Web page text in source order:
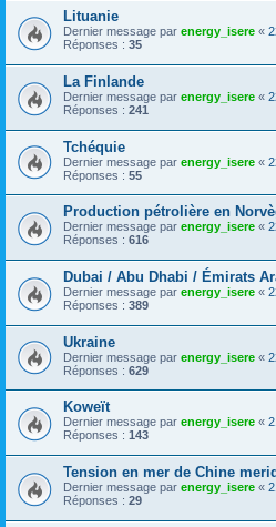
Lituanie
Dernier message par energy_isere «
Réponses : 35
La Finlande
Dernier message par energy_isere «
Réponses : 241
Tchéquie
Dernier message par energy_isere «
Réponses : 55
Production pétrolière en
Dernier message par energy_isere «
Réponses : 616
Dubai / Abu Dhabi / Émirats
Dernier message par energy_isere «
Réponses : 389
Ukraine
Dernier message par energy_isere «
Réponses : 629
Koweït
Dernier message par energy_isere «
Réponses : 143
Tension en mer de Chine
Dernier message par energy_isere «
Réponses : 29